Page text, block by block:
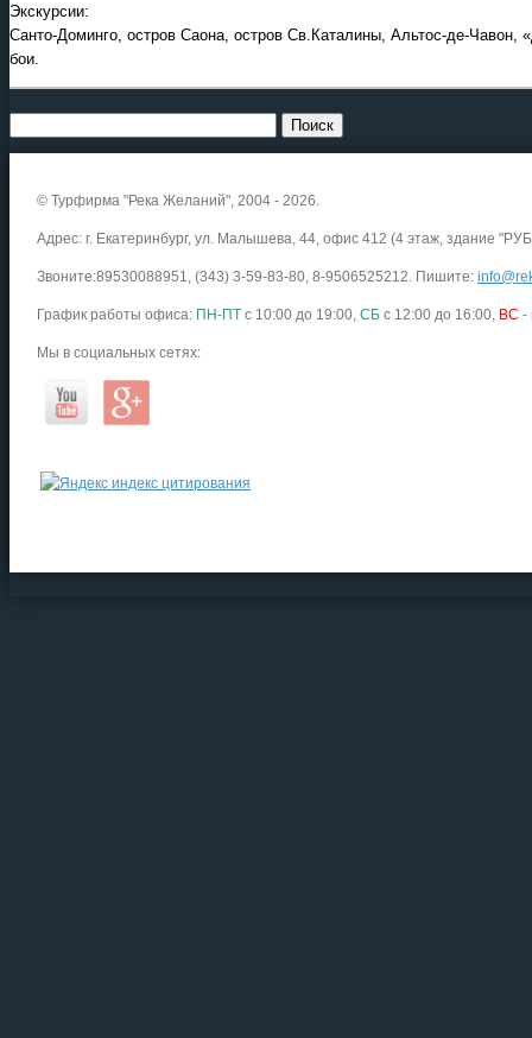
Экскурсии:
Санто-Доминго, остров Саона, остров Св.Каталины, Альтос-де-
бои.
© Турфирма "Река Желаний", 2004 - 2026.
Адрес: г. Екатеринбург, ул. Малышева, 44, офис 412 (4 этаж, здание
Звоните:89530088951, (343) 3-59-83-80, 8-9506525212. Пишите:
График работы офиса: ПН-ПТ с 10:00 до 19:00, СБ с 12:00 до 16:00, ВС -
Мы в социальных сетях: